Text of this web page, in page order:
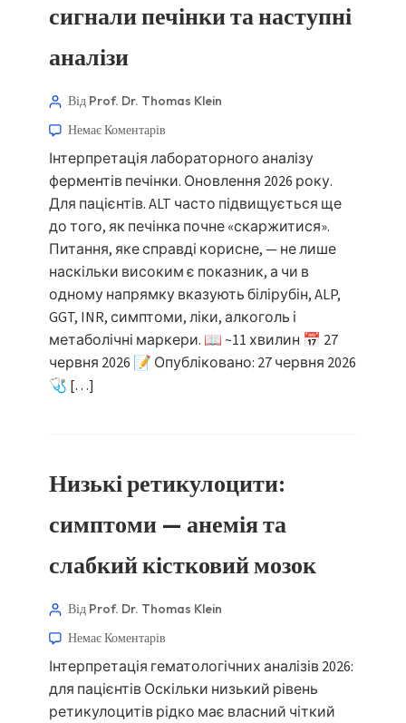
сигнали печінки та наступні
аналізи
Від Prof. Dr. Thomas Klein
Немає Коментарів
Інтерпретація лабораторного аналізу
ферментів печінки. Оновлення 2026 року.
Для пацієнтів. ALT часто підвищується ще
до того, як печінка почне «скаржитися».
Питання, яке справді корисне, — не лише
наскільки високим є показник, а чи в
одному напрямку вказують білірубін, ALP,
GGT, INR, симптоми, ліки, алкоголь і
метаболічні маркери. 📖 ~11 хвилин 📅 27
червня 2026 📝 Опубліковано: 27 червня 2026
🩺 […]
Низькі ретикулоцити:
симптоми — анемія та
слабкий кістковий мозок
Від Prof. Dr. Thomas Klein
Немає Коментарів
Інтерпретація гематологічних аналізів 2026:
для пацієнтів Оскільки низький рівень
ретикулоцитів рідко має власний чіткий